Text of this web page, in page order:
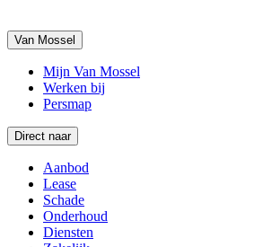
Van Mossel
Mijn Van Mossel
Werken bij
Persmap
Direct naar
Aanbod
Lease
Schade
Onderhoud
Diensten